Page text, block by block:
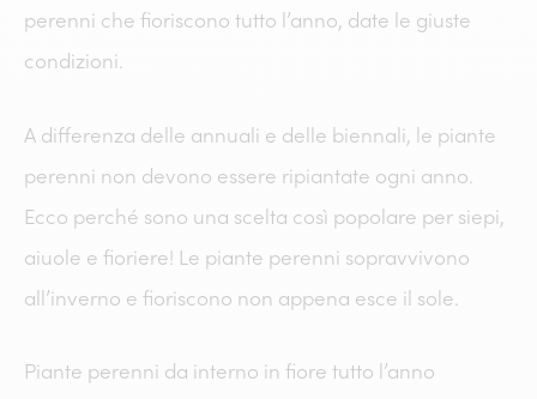
perenni che fioriscono tutto l’anno, date le giuste
condizioni.
A differenza delle annuali e delle biennali, le piante
perenni non devono essere ripiantate ogni anno.
Ecco perché sono una scelta così popolare per siepi,
aiuole e fioriere! Le piante perenni sopravvivono
all’inverno e fioriscono non appena esce il sole.
Piante perenni da interno in fiore tutto l’anno